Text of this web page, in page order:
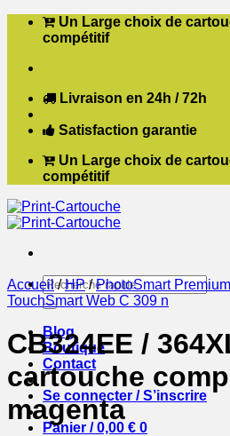
Passer Un Large choix de
compétitif
Livraison en 24h / 72h
Satisfaction garantie
Un Large choix de
compétitif
Recherche
pour :
Blog
Boutique
Contact
Se connecter / S’inscrire
Panier /0,00 € 0
Accueil / HP / PhotoSmart Premium
TouchSmart Web C 309 n
CB324EE /
cartouche
magenta